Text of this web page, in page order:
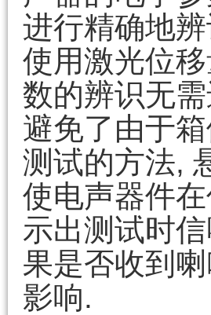
进行精确地
使用激光位
数的辨识无
避免了由于
测试的方法,
使电声器件
示出测试时
果是否收到
影响.